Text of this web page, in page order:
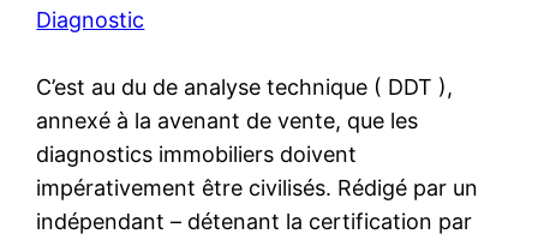
Diagnostic
C’est au du de analyse technique ( DDT ),
annexé à la avenant de vente, que les
diagnostics immobiliers doivent
impérativement être civilisés. Rédigé par un
indépendant – détenant la certification par